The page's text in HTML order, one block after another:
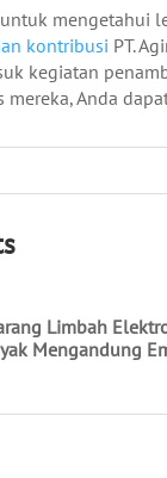
untuk mengetahui
kontribusi PT.
kegiatan
mereka, Anda